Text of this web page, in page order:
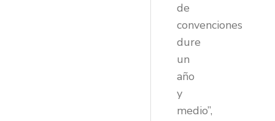
de
convenciones
dure
un
año
y
medio”,